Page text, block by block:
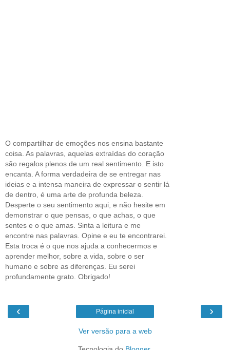
O compartilhar de emoções nos ensina bastante
coisa. As palavras, aquelas extraídas do coração
são regalos plenos de um real sentimento. E isto
encanta. A forma verdadeira de se entregar nas
ideias e a intensa maneira de expressar o sentir lá
de dentro, é uma arte de profunda beleza.
Desperte o seu sentimento aqui, e não hesite em
demonstrar o que pensas, o que achas, o que
sentes e o que amas. Sinta a leitura e me
encontre nas palavras. Opine e eu te encontrarei.
Esta troca é o que nos ajuda a conhecermos e
aprender melhor, sobre a vida, sobre o ser
humano e sobre as diferenças. Eu serei
profundamente grato. Obrigado!
‹ ›
Página inicial
Ver versão para a web